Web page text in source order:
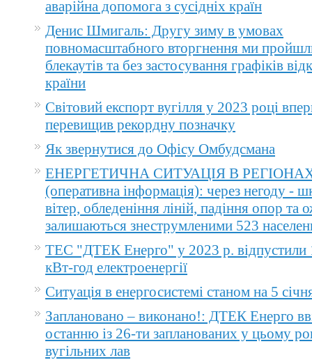
аварійна допомога з сусідніх країн
Денис Шмигаль: Другу зиму в умовах
повномасштабного вторгнення ми
блекаутів та без застосування графіків
країни
Світовий експорт вугілля у 2023 році
перевищив рекордну позначку
Як звернутися до Офісу Омбудсмана
ЕНЕРГЕТИЧНА СИТУАЦІЯ В
(оперативна інформація): через негоду -
вітер, обледеніння ліній, падіння опор та
залишаються знеструмленими 523
ТЕС "ДТЕК Енерго" у 2023 р. відпустили
кВт-год електроенергії
Ситуація в енергосистемі станом на 5
Заплановано – виконано!: ДТЕК Енерго
останню із 26-ти запланованих у цьому
вугільних лав